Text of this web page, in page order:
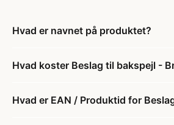
Hvad er navnet på produktet?
Hvad koster Beslag til bakspejl -
Hvad er EAN / Produktid for